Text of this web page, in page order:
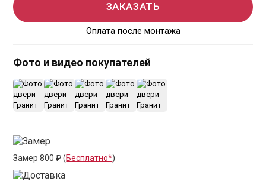
ЗАКАЗАТЬ
Оплата после монтажа
Фото и видео покупателей
Замер800 ₽(Бесплатно*)